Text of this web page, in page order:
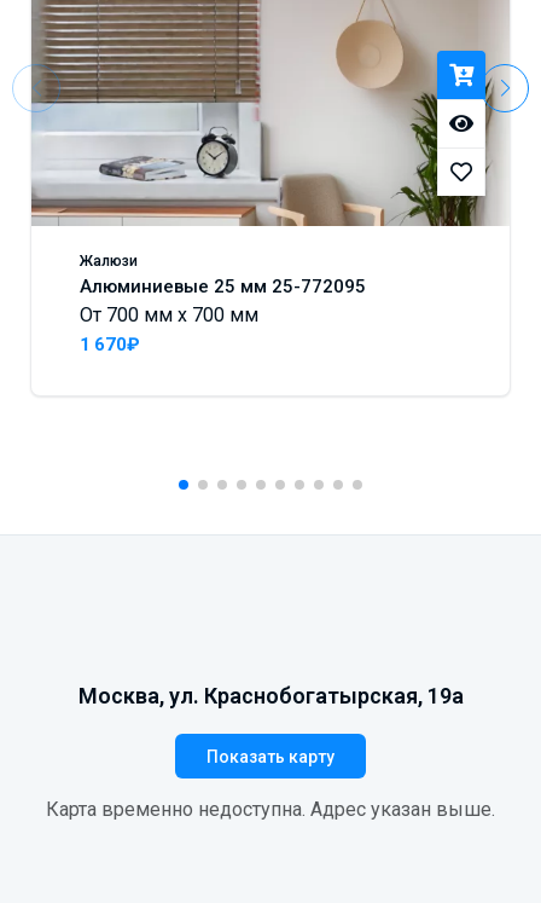
Жалюзи
Алюминиевые 25 мм 25-772095
От 700 мм x 700 мм
1 670₽
Москва, ул. Краснобогатырская, 19а
Показать карту
Карта временно недоступна. Адрес указан выше.